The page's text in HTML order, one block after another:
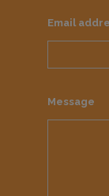
Email
Message